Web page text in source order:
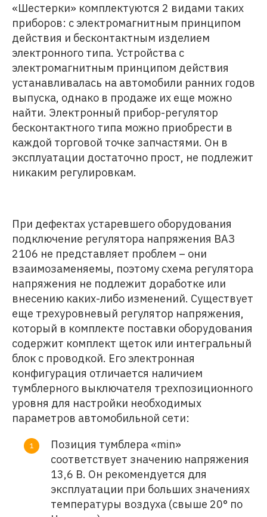
«Шестерки» комплектуются 2 видами таких
приборов: с электромагнитным принципом
действия и бесконтактным изделием
электронного типа. Устройства с
электромагнитным принципом действия
устанавливалась на автомобили ранних годов
выпуска, однако в продаже их еще можно
найти. Электронный прибор-регулятор
бесконтактного типа можно приобрести в
каждой торговой точке запчастями. Он в
эксплуатации достаточно прост, не подлежит
никаким регулировкам.
При дефектах устаревшего оборудования
подключение регулятора напряжения ВАЗ
2106 не представляет проблем – они
взаимозаменяемы, поэтому схема регулятора
напряжения не подлежит доработке или
внесению каких-либо изменений. Существует
еще трехуровневый регулятор напряжения,
который в комплекте поставки оборудования
содержит комплект щеток или интегральный
блок с проводкой. Его электронная
конфигурация отличается наличием
тумблерного выключателя трехпозиционного
уровня для настройки необходимых
параметров автомобильной сети:
Позиция тумблера «min»
соответствует значению напряжения
13,6 В. Он рекомендуется для
эксплуатации при больших значениях
температуры воздуха (свыше 20° по